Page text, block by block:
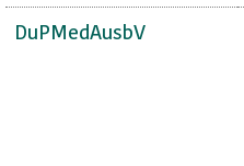
DuPMedAusbV